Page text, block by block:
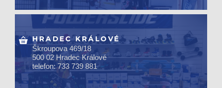
HRADEC KRÁLOVÉ
Škroupova 469/18
500 02 Hradec Králové
telefon: 733 739 881